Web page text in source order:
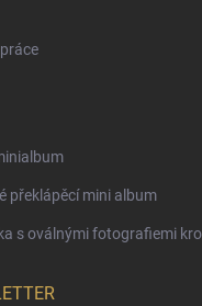
překlápěcí mini album
s oválnými fotografiemi